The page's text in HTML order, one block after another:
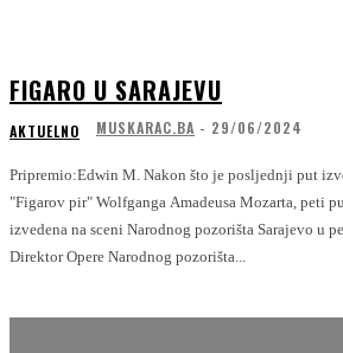
FIGARO U SARAJEVU
AKTUELNO MUSKARAC.BA - 29/06/2024
Pripremio:Edwin M. Nakon što je posljednji put izvedena 2003. godine opera
"Figarov pir" Wolfganga Amadeusa Mozarta, peti
izvedena na sceni Narodnog pozorišta Sarajevo u
Direktor Opere Narodnog pozorišta...